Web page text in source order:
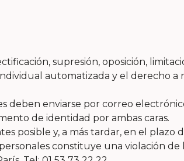
supresión, oposición,
automatizada y el derecho
deben enviarse por correo
de identidad por ambas caras.
posible y, a más tardar, en el plazo
constituye una violación